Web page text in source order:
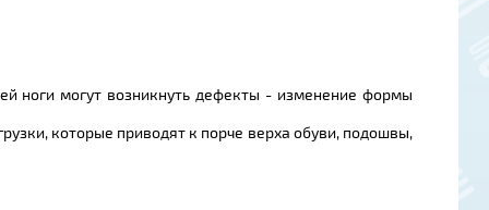
ноги могут возникнуть дефекты - изменение формы
которые приводят к порче верха обуви, подошвы,